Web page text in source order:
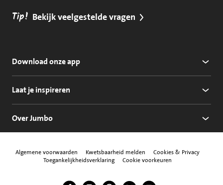
Tip! Bekijk veelgestelde vragen
Download onze app
Laat je inspireren
Over Jumbo
Algemene voorwaarden Kwetsbaarheid melden
Cookies & Privacy
Toegankelijkheidsverklaring
Cookie voorkeuren